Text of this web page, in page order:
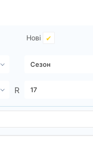
Нові